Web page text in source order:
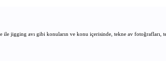
ile jigging avı gibi konuların ve konu içerisinde, tekne av fotoğrafları,